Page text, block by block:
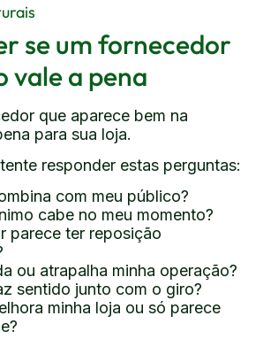
se um fornecedor
vale a pena
que aparece bem na
para sua loja.
responder estas perguntas:
com meu público?
cabe no meu momento?
parece ter reposição
ou atrapalha minha operação?
sentido junto com o giro?
minha loja ou só parece